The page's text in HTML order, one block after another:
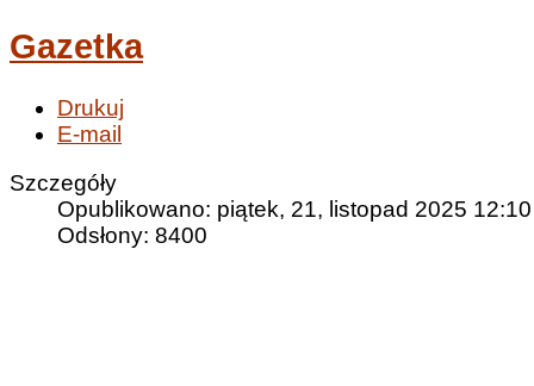
Gazetka
Drukuj
E-mail
Szczegóły
Opublikowano: piątek, 21, listopad 2025 12:10
Odsłony: 8400